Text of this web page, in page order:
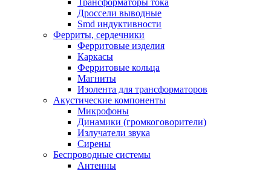
Дроссели выводные
Smd индуктивности
Ферриты, сердечники
Ферритовые изделия
Каркасы
Ферритовые кольца
Магниты
Изолента для трансформаторов
Акустические компоненты
Микрофоны
Динамики (громкоговорители)
Излучатели звука
Сирены
Беспроводные системы
Антенны